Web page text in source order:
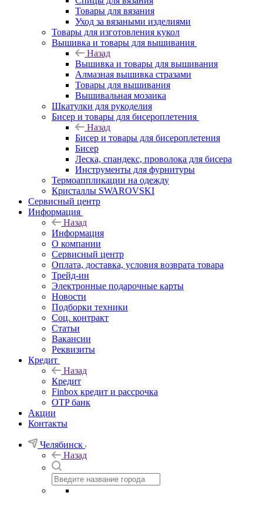
Товары для вязания
Уход за вязаными изделиями
Товары для изготовления кукол
Вышивка и товары для вышивания
Назад
Вышивка и товары для вышивания
Алмазная вышивка стразами
Товары для вышивания
Вышивальная мозаика
Шкатулки для рукоделия
Бисер и товары для бисероплетения
Назад
Бисер и товары для бисероплетения
Бисер
Леска, спандекс, проволока для бисера
Инструменты для фурнитуры
Термоаппликации на одежду
Кристаллы SWAROVSKI
Сервисный центр
Информация
Назад
Информация
О компании
Сервисный центр
Оплата, доставка, условия возврата товара
Трейд-ин
Электронные подарочные карты
Новости
Подборки техники
Соц. контракт
Статьи
Вакансии
Реквизиты
Кредит
Назад
Кредит
Finbox кредит и рассрочка
OTP банк
Акции
Контакты
Челябинск
Назад